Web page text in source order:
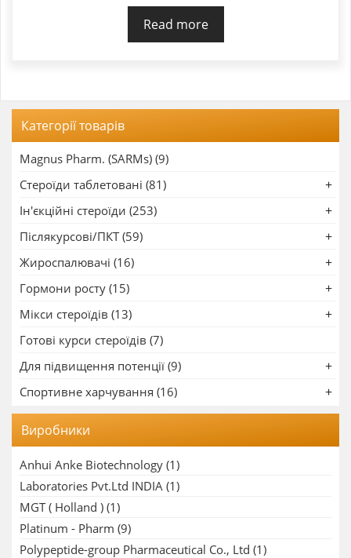
Read more
Категорії товарів
Magnus Pharm. (SARMs) (9)
Стероїди таблетовані (81)
Ін'єкційні стероїди (253)
Післякурсові/ПКТ (59)
Жироспалювачі (16)
Гормони росту (15)
Мікси стероїдів (13)
Готові курси стероїдів (7)
Для підвищення потенції (9)
Спортивне харчування (16)
Виробники
Anhui Anke Biotechnology (1)
Laboratories Pvt.Ltd INDIA (1)
MGT ( Holland ) (1)
Platinum - Pharm (9)
Polypeptide-group Pharmaceutical Co., Ltd (1)